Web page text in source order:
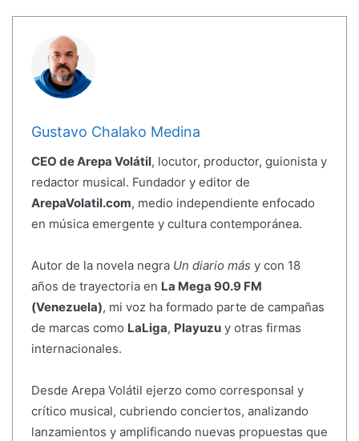
Gustavo Chalako Medina
CEO de Arepa Volátil, locutor, productor, guionista y
redactor musical. Fundador y editor de
ArepaVolatil.com, medio independiente enfocado
en música emergente y cultura contemporánea.
Autor de la novela negra Un diario más y con 18
años de trayectoria en La Mega 90.9 FM
(Venezuela), mi voz ha formado parte de campañas
de marcas como LaLiga, Playuzuy otras firmas
internacionales.
Desde Arepa Volátil ejerzo como corresponsal y
crítico musical, cubriendo conciertos, analizando
lanzamientos y amplificando nuevas propuestas que